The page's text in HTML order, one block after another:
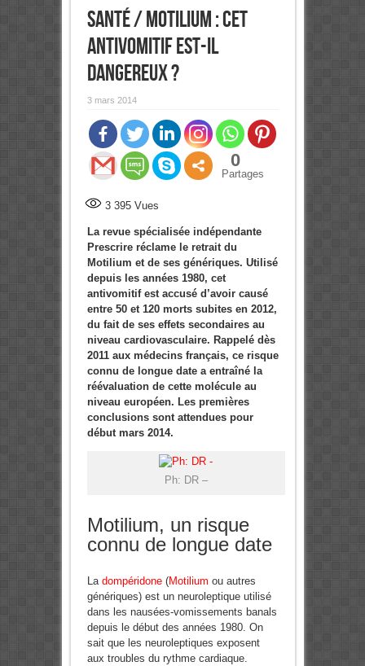
Santé / Motilium : cet
antivomitif est-il
dangereux ?
3 mars 2014
0
Partages
3 395Vues
La revue spécialisée indépendante
Prescrire réclame le retrait du
Motilium et de ses génériques. Utilisé
depuis les années 1980, cet
antivomitif est accusé d’avoir causé
entre 50 et 120 morts subites en 2012,
du fait de ses effets secondaires au
niveau cardiovasculaire. Rappelé dès
2011 aux médecins français, ce risque
connu de longue date a entraîné la
réévaluation de cette molécule au
niveau européen. Les premières
conclusions sont attendues pour
début mars 2014.
Ph: DR –
Motilium, un risque
connu de longue date
La dompéridone(Motilium ou autres
génériques) est un neuroleptique utilisé
dans les nausées-vomissements banals
depuis le début des années 1980. On
sait que les neuroleptiques exposent
aux troubles du rythme cardiaque.